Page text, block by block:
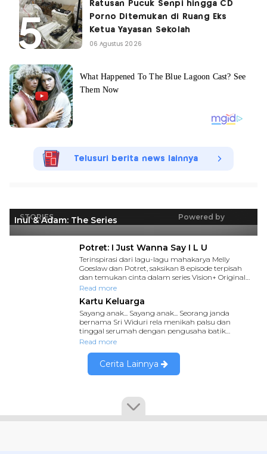
Ratusan Pucuk Senpi hingga CD
Porno Ditemukan di Ruang Eks
Ketua Yayasan Sekolah
06 Agustus 2026
Telusuri berita news lainnya